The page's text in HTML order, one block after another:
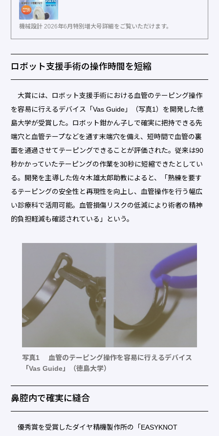
機械設計 2026年6月特別増大号詳細をご覧いただけます。
ロボット支援手術の操作時間を短縮
大賞には、ロボット支援手術における血管のテーピング操作
を容易に行えるデバイス「Vas Guide」（写真1）を開発した徳
島大学が受賞した。ロボット鉗かん子しで確実に把持できる先
端穴と血管テープなどを通す末端穴を備え、短時間で血管の裏
面を通過させてテーピングできることが評価された。従来は90
秒かかっていたテーピングの作業を30秒に短縮できたとしてい
る。開発を主導した佐々木雄太郎助教によると、「熟練を要す
るテーピングの安全性と再現性を向上し、血管操作を行う幅広
い診療科で活用可能。血管損傷リスクの低減により術者の精神
的負担軽減も確認されている」という。
写真1 血管のテーピング操作を容易に行えるデバイス
「Vas Guide」（徳島大学）
鼻腔内で確実に縫合
優秀賞を受賞したダイヤ精機製作所の「EASYKNOT